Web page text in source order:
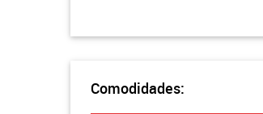
Comodidades: